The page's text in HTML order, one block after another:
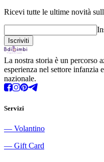
Ricevi tutte le ultime novità
La nostra storia è un percorso
esperienza nel settore
nazionale.
Servizi
― Volantino
― Gift Card